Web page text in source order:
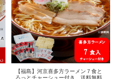
【福島】河京喜多方ラーメン７食と